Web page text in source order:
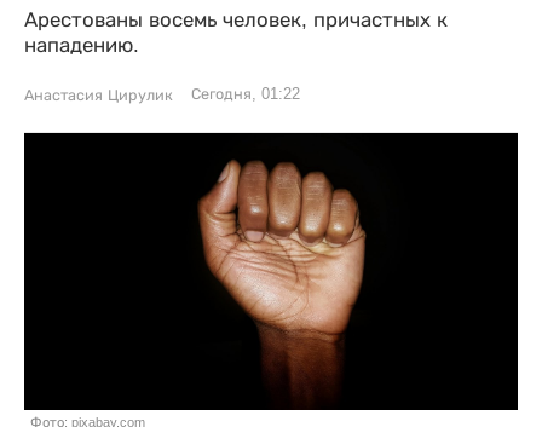
Арестованы восемь человек, причастных к
нападению.
Анастасия Цирулик Сегодня, 01:22
Фото: pixabay.com